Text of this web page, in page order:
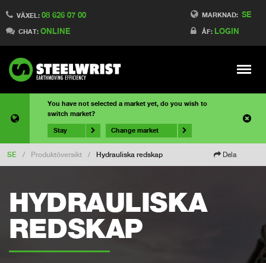
MARKNAD: SE
ÅF: LOGIN
VÄXEL: 08 626 07 00
CHAT: ONLINE
Meny
You have not selected a market yet, do you wish to
switch market?
Stay Change market
SE / Produktöversikt / Hydrauliska redskap Dela
HYDRAULISKA
REDSKAP